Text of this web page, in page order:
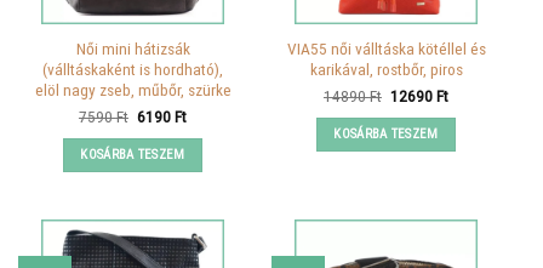
Női mini hátizsák
(válltáskaként is hordható),
elöl nagy zseb, műbőr, szürke
7590Ft Original
was:
7590 Ft.
6190FtCurrent
KOSÁRBA TESZEM
VIA55 női válltáska kötéllel és
karikával, rostbőr, piros
14890Ft Original
was:
14890 Ft.
12690FtCurrent
KOSÁRBA TESZEM